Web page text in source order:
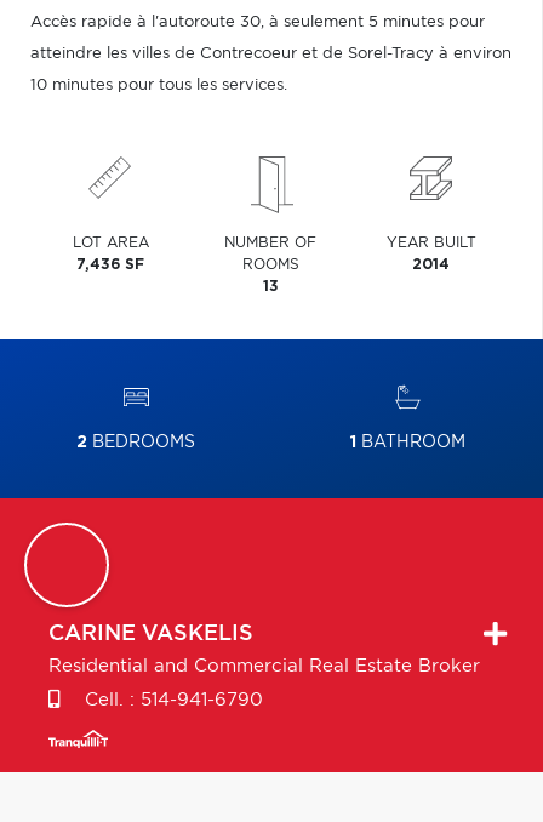
Accès rapide à l'autoroute 30, à seulement 5 minutes pour
atteindre les villes de Contrecoeur et de Sorel-Tracy à environ
10 minutes pour tous les services.
LOT AREA
7,436 SF
NUMBER OF
ROOMS
13
YEAR BUILT
2014
2 BEDROOMS 1 BATHROOM
CARINE VASKELIS
Residential and Commercial Real Estate Broker
Cell. : 514-941-6790